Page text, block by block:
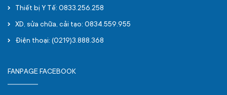
Thiết bị Y Tế: 0833.256.258
XD, sửa chữa, cải tạo: 0834.559.955
Điện thoại: (0219)3.888.368
FANPAGE FACEBOOK